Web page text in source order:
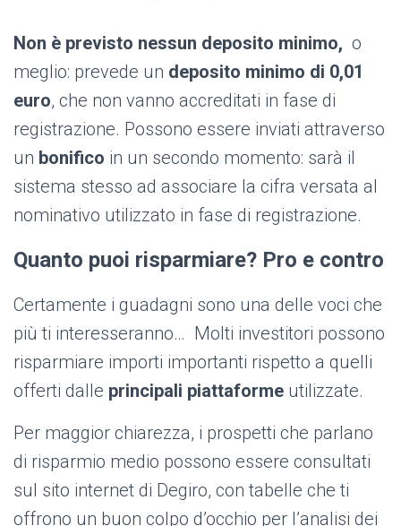
Non è previsto nessun deposito minimo, o
meglio: prevede un deposito minimo di 0,01
euro, che non vanno accreditati in fase di
registrazione. Possono essere inviati attraverso
un bonifico in un secondo momento: sarà il
sistema stesso ad associare la cifra versata al
nominativo utilizzato in fase di registrazione.
Quanto puoi risparmiare? Pro e contro
Certamente i guadagni sono una delle voci che
più ti interesseranno… Molti investitori possono
risparmiare importi importanti rispetto a quelli
offerti dalle principali piattaforme utilizzate.
Per maggior chiarezza, i prospetti che parlano
di risparmio medio possono essere consultati
sul sito internet di Degiro, con tabelle che ti
offrono un buon colpo d’occhio per l’analisi dei